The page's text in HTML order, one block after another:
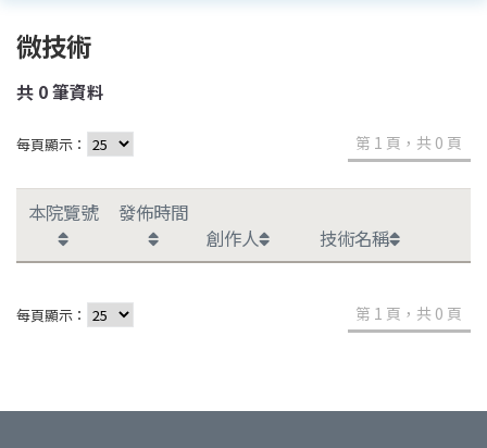
微技術
共 0筆資料
每頁顯示： 第 1 頁，共 0 頁
本院覽號
發佈時間
創作人
技術名稱
每頁顯示： 第 1 頁，共 0 頁